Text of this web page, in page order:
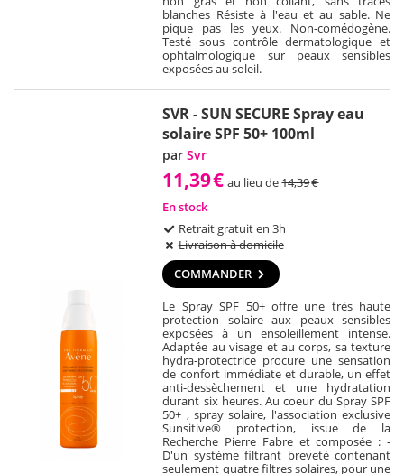
blanches Résiste à l'eau et au sable. Ne
pique pas les yeux. Non-comédogène.
Testé sous contrôle dermatologique et
ophtalmologique sur peaux sensibles
exposées au soleil.
SVR - SUN SECURE Spray eau
solaire SPF 50+ 100ml
parSvr
11,39€ au lieu de14,39€
En stock
Retrait gratuit en 3h
Livraison à domicile
COMMANDER
Le Spray SPF 50+ offre une très haute
protection solaire aux peaux sensibles
exposées à un ensoleillement intense.
Adaptée au visage et au corps, sa texture
hydra-protectrice procure une sensation
de confort immédiate et durable, un effet
anti-dessèchement et une hydratation
durant six heures. Au coeur du Spray SPF
50+ , spray solaire, l'association exclusive
Sunsitive® protection, issue de la
Recherche Pierre Fabre et composée : -
D'un système filtrant breveté contenant
seulement quatre filtres solaires, pour une